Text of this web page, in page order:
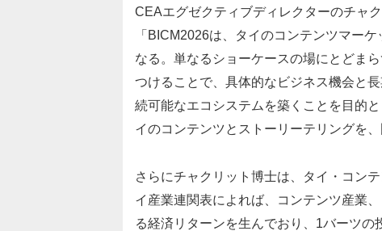
CEAエグゼクティブディレクターのチャ
「BICM2026は、タイのコンテンツマー
なる。単なるショーケースの場にとどま
つけることで、具体的なビジネス機会と
続可能なエコシステムを築くことを目的
イのコンテンツとストーリーテリングを
さらにチャクリット博士は、タイ・コン
イ産業連関表によれば、コンテンツ産業
る経済リターンを生んでおり、1バーツ